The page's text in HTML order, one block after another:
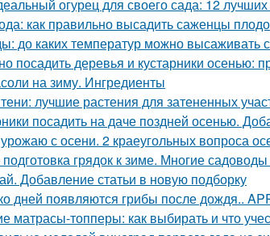
огурец для своего сада: 12 лучших
как правильно высадить саженцы
до каких температур можно высаживать
посадить деревья и кустарники осенью:
на зиму. Ингредиенты
лучшие растения для затененных
посадить на даче поздней осенью.
с осени. 2 краеугольных вопроса
грядок к зиме. Многие
Добавление статьи в новую подборку
дней появляются грибы после дождя..
матрасы-топперы: как выбирать и что